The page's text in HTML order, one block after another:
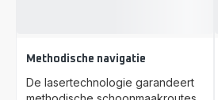
Methodische navigatie
De lasertechnologie garandeert